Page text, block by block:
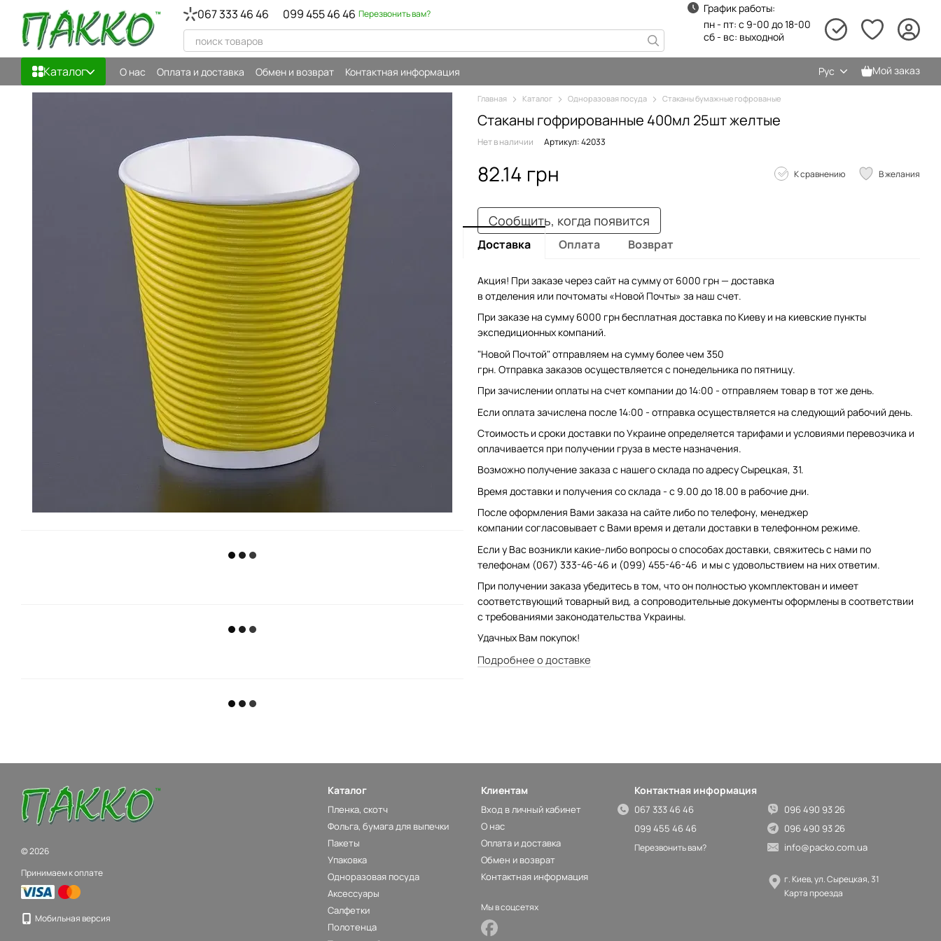
Перейти к основному контенту 067 333 46 46 099 455 46 46 Перезвонить вам?
График работы:
пн - пт: с 9-00 до 18-00
сб - вс: выходной
Каталог О нас Оплата и доставка Обмен и возврат Контактная информация Рус Мой заказ
Главная Каталог Одноразовая посуда Стаканы бумажные гофрованые
Стаканы гофрированные 400мл 25шт желтые
Нет в наличии Артикул: 42033
82.14 грн К сравнению В желания
Сообщить, когда появится
Доставка Оплата Возврат
Акция! При заказе через сайт на сумму от 6000 грн — доставка
в отделения или почтоматы «Новой Почты» за наш счет.
При заказе на сумму 6000 грн бесплатная доставка по Киеву и на киевские пункты
экспедиционных компаний.
"Новой Почтой" отправляем на сумму более чем 350
грн. Отправка заказов осуществляется с понедельника по пятницу.
При зачислении оплаты на счет компании до 14:00 - отправляем товар в тот же день.
Если оплата зачислена после 14:00 - отправка осуществляется на следующий рабочий день.
Стоимость и сроки доставки по Украине определяется тарифами и условиями перевозчика и
оплачивается при получении груза в месте назначения.
Возможно получение заказа с нашего склада по адресу Сырецкая, 31.
Время доставки и получения со склада - с 9.00 до 18.00 в рабочие дни.
После оформления Вами заказа на сайте либо по телефону, менеджер
компании согласовывает с Вами время и детали доставки в телефонном режиме.
Если у Вас возникли какие-либо вопросы о способах доставки, свяжитесь с нами по
телефонам (067) 333-46-46 и (099) 455-46-46 и мы с удовольствием на них ответим.
При получении заказа убедитесь в том, что он полностью укомплектован и имеет
соответствующий товарный вид, а сопроводительные документы оформлены в соответствии
с требованиями законодательства Украины.
Удачных Вам покупок!
Подробнее о доставке
© 2026
Принимаем к оплате
Мобильная версия
Каталог
Пленка, скотч
Фольга, бумага для выпечки
Пакеты
Упаковка
Одноразовая посуда
Аксессуары
Салфетки
Полотенца
Клиентам
Вход в личный кабинет
О нас
Оплата и доставка
Обмен и возврат
Контактная информация
Мы в соцсетях
Контактная информация
067 333 46 46
099 455 46 46
Перезвонить вам?
096 490 93 26
096 490 93 26
info@packo.com.ua
г. Киев, ул. Сырецкая, 31
Карта проезда